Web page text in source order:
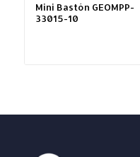
Mini Bastón GEOMPP-
33015-10